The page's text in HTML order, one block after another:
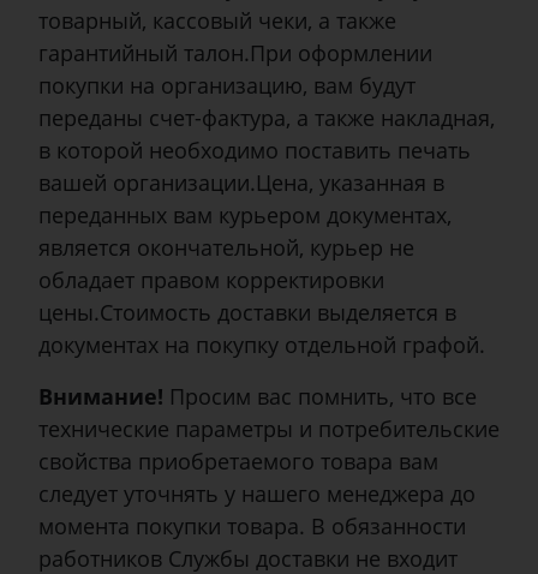
товарный, кассовый чеки, а также
гарантийный талон.При оформлении
покупки на организацию, вам будут
переданы счет-фактура, а также накладная,
в которой необходимо поставить печать
вашей организации.Цена, указанная в
переданных вам курьером документах,
является окончательной, курьер не
обладает правом корректировки
цены.Стоимость доставки выделяется в
документах на покупку отдельной графой.
Внимание! Просим вас помнить, что все
технические параметры и потребительские
свойства приобретаемого товара вам
следует уточнять у нашего менеджера до
момента покупки товара. В обязанности
работников Службы доставки не входит